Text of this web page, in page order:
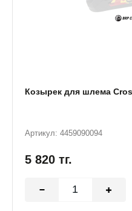
Козырек для шлема
Артикул: 4459090094
5 820 тг.